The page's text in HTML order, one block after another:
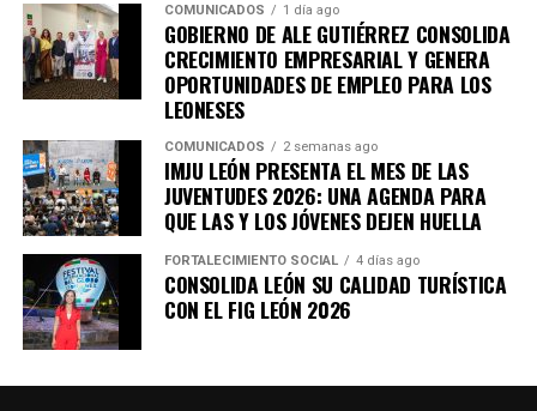
COMUNICADOS 1 día ago
GOBIERNO DE ALE GUTIÉRREZ CONSOLIDA
CRECIMIENTO EMPRESARIAL Y GENERA
OPORTUNIDADES DE EMPLEO PARA LOS
LEONESES
COMUNICADOS 2 semanas ago
IMJU LEÓN PRESENTA EL MES DE LAS
JUVENTUDES 2026: UNA AGENDA PARA
QUE LAS Y LOS JÓVENES DEJEN HUELLA
FORTALECIMIENTO SOCIAL 4 días ago
CONSOLIDA LEÓN SU CALIDAD TURÍSTICA
CON EL FIG LEÓN 2026